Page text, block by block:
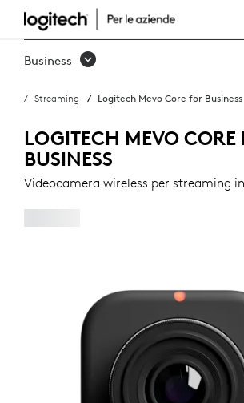
MEVO
CORE
BUSINESS
VIDEOCAMERA
WIRELESS
PER
LOGITECH
Business
Streaming Logitech Mevo Core for Business
LOGITECH MEVO CORE
BUSINESS
Videocamera wireless per streaming